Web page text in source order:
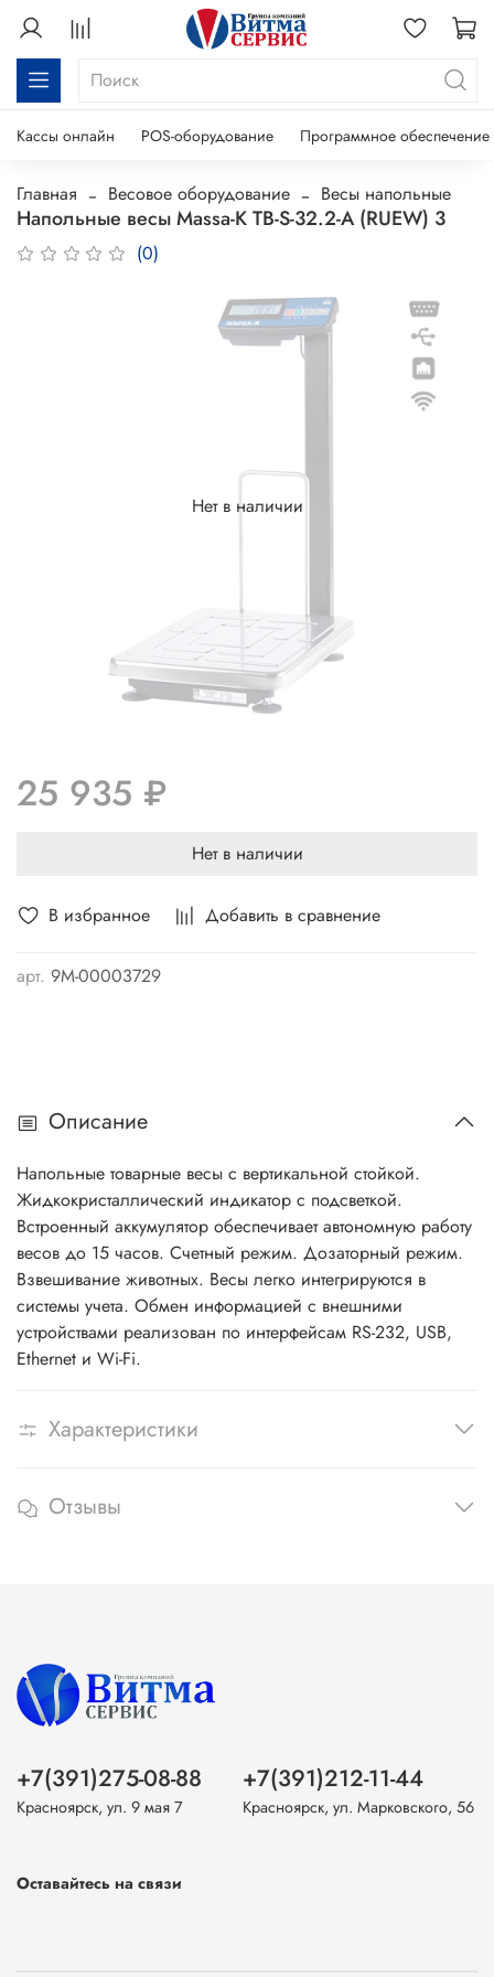
Кассы онлайн POS-оборудование Программное обеспечение
Главная Весовое оборудование Весы напольные
Напольные весы Massa-K TB-S-32.2-A (RUEW) 3
(0)
В избранное Добавить в сравнение
арт. 9М-00003729
Нет в наличии
25 935 ₽
Нет в наличии
Описание
Напольные товарные весы с вертикальной стойкой.
Жидкокристаллический индикатор с подсветкой.
Встроенный аккумулятор обеспечивает автономную работу
весов до 15 часов. Счетный режим. Дозаторный режим.
Взвешивание животных. Весы легко интегрируются в
системы учета. Обмен информацией с внешними
устройствами реализован по интерфейсам RS-232, USB,
Ethernet и Wi-Fi.
Характеристики
Отзывы
+7(391)275-08-88
Красноярск, ул. 9 мая 7
+7(391)212-11-44
Красноярск, ул. Марковского, 56
Оставайтесь на связи